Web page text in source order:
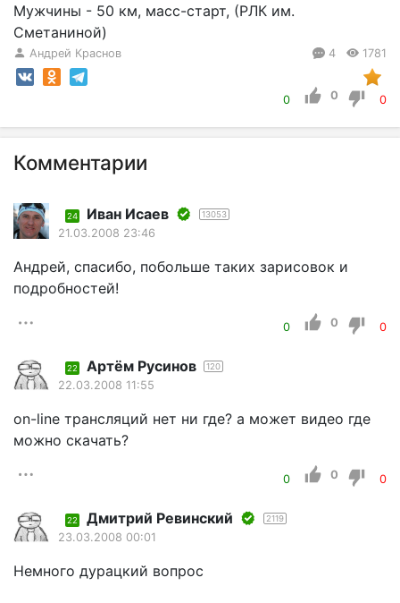
Мужчины - 50 км, масс-старт, (РЛК им.
Сметаниной)
Андрей Краснов 4 1781
0 0 0
Комментарии
24 Иван Исаев 13053
21.03.2008 23:46
Андрей, спасибо, побольше таких зарисовок и
подробностей!
0 0 0
22 Артём Русинов 120
22.03.2008 11:55
on-line трансляций нет ни где? а может видео где
можно скачать?
0 0 0
22 Дмитрий Ревинский 2119
23.03.2008 00:01
Немного дурацкий вопрос